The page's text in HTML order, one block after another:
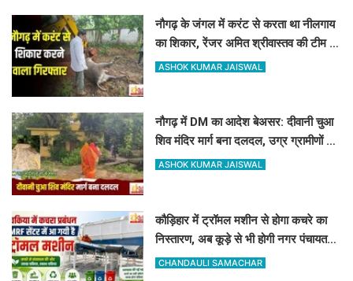
नौगढ़ के जंगल में करंट से करता था नीलगाय
का शिकार, रेंजर अमित श्रीवास्तव की टीम ने
ऐसे दबोचा
ASHOK KUMAR JAISWAL
नौगढ़ में DM का आदेश बेअसर: दीवानी चुआ
शिव मंदिर मार्ग बना दलदल, उग्र ग्रामीणों ने
दी चक्का जाम की चेतावनी
ASHOK KUMAR JAISWAL
कौड़िहार में ट्रॉमल मशीन से होगा कचरे का
निस्तारण, अब कूड़े से भी होगी नगर पंचायत
की बंपर कमाई
CHANDAULI SAMACHAR